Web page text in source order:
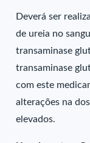
Deverá ser
de ureia no
transaminase
transaminase
com este
alterações na
elevados.